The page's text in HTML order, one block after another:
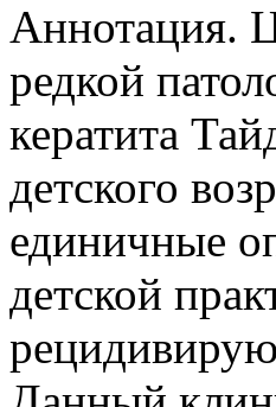
Аннотация.
редкой
кератита
детского
единичные
детской